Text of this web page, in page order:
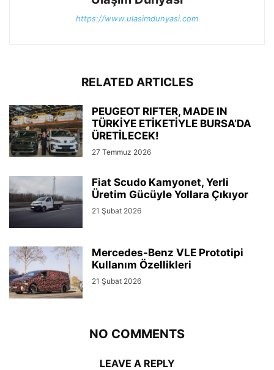
https://www.ulasimdunyasi.com
RELATED ARTICLES
PEUGEOT RIFTER, MADE IN
TÜRKİYE ETİKETİYLE BURSA’DA
ÜRETİLECEK!
27 Temmuz 2026
Fiat Scudo Kamyonet, Yerli
Üretim Gücüyle Yollara Çıkıyor
21 Şubat 2026
Mercedes-Benz VLE Prototipi
Kullanım Özellikleri
21 Şubat 2026
NO COMMENTS
LEAVE A REPLY